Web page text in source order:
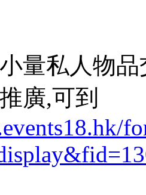
量私人物
廣,可到